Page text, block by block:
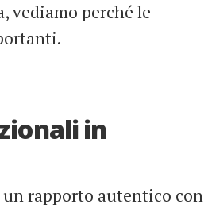
vediamo perché le
in
rapporto autentico con